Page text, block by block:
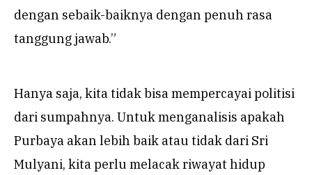
dengan sebaik-baiknya dengan penuh rasa
tanggung jawab.”
Hanya saja, kita tidak bisa mempercayai politisi
dari sumpahnya. Untuk menganalisis apakah
Purbaya akan lebih baik atau tidak dari Sri
Mulyani, kita perlu melacak riwayat hidup